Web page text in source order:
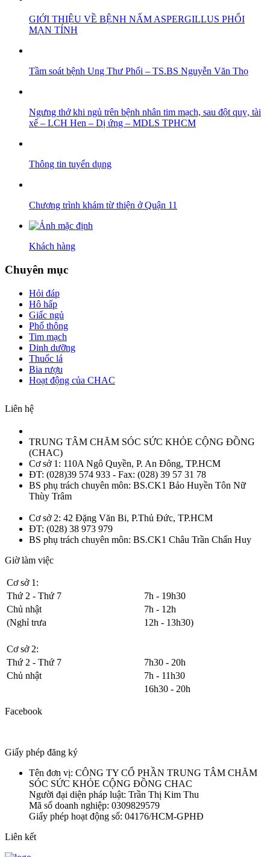
GIỚI THIỆU VỀ BỆNH NẤM ASPERGILLUS PHỔI
MẠN TÍNH
Tầm soát bệnh Ung Thư Phổi – TS.BS Nguyễn Văn Thọ
Ngưng thở khi ngủ trên bệnh nhân tim mạch, sau đột quỵ, tài
xế – LCH Hen – Dị ứng – MDLS TPHCM
Thông tin tuyển dụng
Chương trình khám từ thiện ở Quận 11
Khách hàng
Chuyên mục
Hỏi đáp
Hô hấp
Giấc ngủ
Phổ thông
Tim mạch
Dinh dưỡng
Thuốc lá
Bia rượu
Hoạt động của CHAC
Liên hệ
TRUNG TÂM CHĂM SÓC SỨC KHỎE CỘNG ĐỒNG
(CHAC)
Cơ sở 1: 110A Ngô Quyền, P. An Đông, TP.HCM
ĐT: (028)39 574 933 - Fax: (028) 39 57 31 78
BS phụ trách chuyên môn: BS.CK1 Bảo Huyền Tôn Nữ
Thùy Trâm
Cơ sở 2: 42 Đặng Văn Bi, P.Thủ Đức, TP.HCM
ĐT: (028) 38 973 979
BS phụ trách chuyên môn: BS.CK1 Châu Trần Chấn Huy
Giờ làm việc
Cơ sở 1:
Thứ 2 - Thứ 7
7h - 19h30
Chủ nhật
7h - 12h
(Nghỉ trưa
12h - 13h30)
Cơ sở 2:
Thứ 2 - Thứ 7
7h30 - 20h
Chủ nhật
7h - 11h30
16h30 - 20h
Facebook
Giấy phép đăng ký
Tên đơn vị: CÔNG TY CỔ PHẦN TRUNG TÂM CHĂM
SÓC SỨC KHỎE CỘNG ĐỒNG CHAC
Người đại diện pháp luật: Trần Thị Kim Thu
Mã số doanh nghiệp: 0309829579
Giấy phép hoạt động số: 04176/HCM-GPHĐ
Liên kết